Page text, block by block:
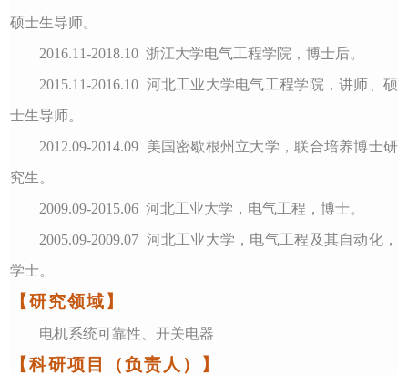
硕士生导师。
2016.11-2018.10 浙江大学电气工程学院，博士后。
2015.11-2016.10 河北工业大学电气工程学院，讲师、硕
士生导师。
2012.09-2014.09 美国密歇根州立大学，联合培养博士研
究生。
2009.09-2015.06 河北工业大学，电气工程，博士。
2005.09-2009.07 河北工业大学，电气工程及其自动化，
学士。
【研究领域】
电机系统可靠性、开关电器
【科研项目（负责人）】